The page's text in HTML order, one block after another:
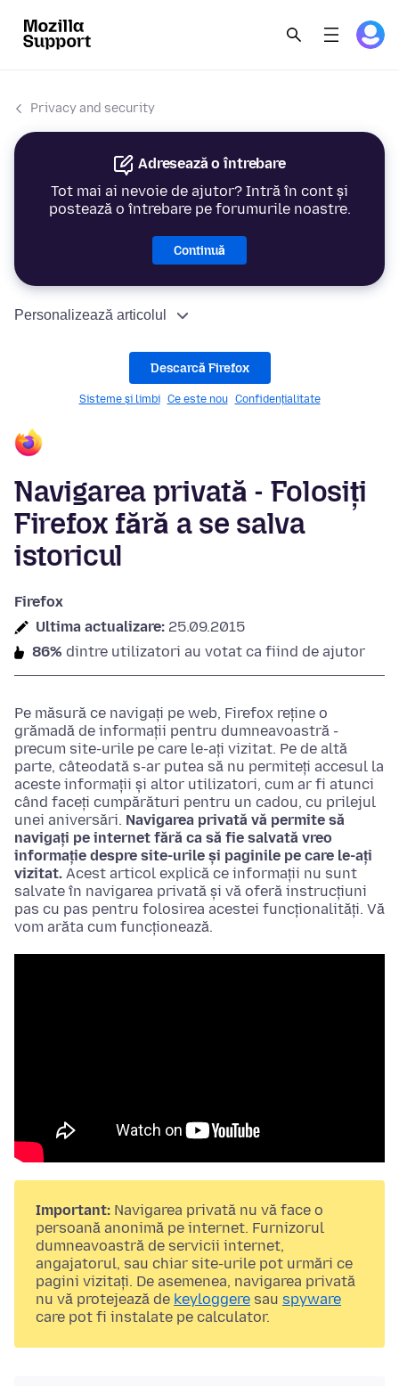
Privacy and security
Adresează o întrebare
Tot mai ai nevoie de ajutor? Intră în cont și
postează o întrebare pe forumurile noastre.
Continuă
Personalizează articolul
Descarcă Firefox
Sisteme și limbi Ce este nou Confidențialitate
Navigarea privată - Folosiți
Firefox fără a se salva
istoricul
Firefox
Ultima actualizare: 25.09.2015
86% dintre utilizatori au votat ca fiind de ajutor
Pe măsură ce navigați pe web, Firefox reține o
grămadă de informații pentru dumneavoastră -
precum site-urile pe care le-ați vizitat. Pe de altă
parte, câteodată s-ar putea să nu permiteți accesul la
aceste informații și altor utilizatori, cum ar fi atunci
când faceți cumpărături pentru un cadou, cu prilejul
unei aniversări. Navigarea privată vă permite să
navigați pe internet fără ca să fie salvată vreo
informație despre site-urile și paginile pe care le-ați
vizitat. Acest articol explică ce informații nu sunt
salvate în navigarea privată și vă oferă instrucțiuni
pas cu pas pentru folosirea acestei funcționalități. Vă
vom arăta cum funcționează.
Important: Navigarea privată nu vă face o
persoană anonimă pe internet. Furnizorul
dumneavoastră de servicii internet,
angajatorul, sau chiar site-urile pot urmări ce
pagini vizitați. De asemenea, navigarea privată
nu vă protejează de keyloggere sau spyware
care pot fi instalate pe calculator.